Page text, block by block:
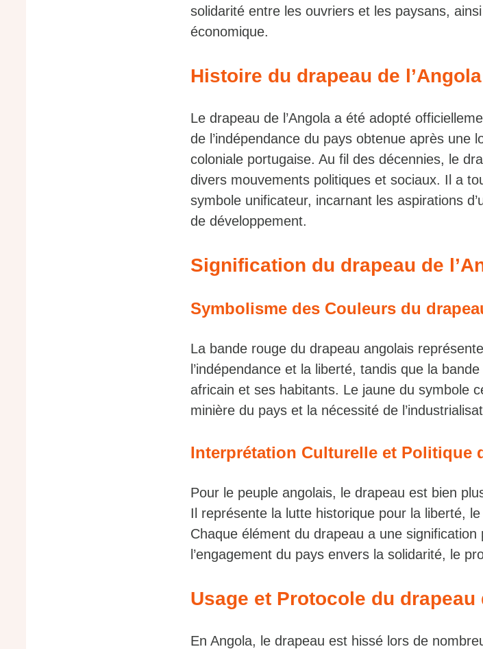
solidarité entre les ouvriers et les paysans,
économique.
Histoire du drapeau de l’Angola
Le drapeau de l’Angola a été adopté
de l’indépendance du pays obtenue après une
coloniale portugaise. Au fil des décennies, le
divers mouvements politiques et sociaux. Il a
symbole unificateur, incarnant les aspirations
de développement.
Signification du drapeau de
Symbolisme des Couleurs du
La bande rouge du drapeau angolais
l’indépendance et la liberté, tandis que la
africain et ses habitants. Le jaune du symbole
minière du pays et la nécessité de
Interprétation Culturelle et Politique
Pour le peuple angolais, le drapeau est bien
Il représente la lutte historique pour la liberté, le
Chaque élément du drapeau a une
l’engagement du pays envers la solidarité, le
Usage et Protocole du drapeau
En Angola, le drapeau est hissé lors de